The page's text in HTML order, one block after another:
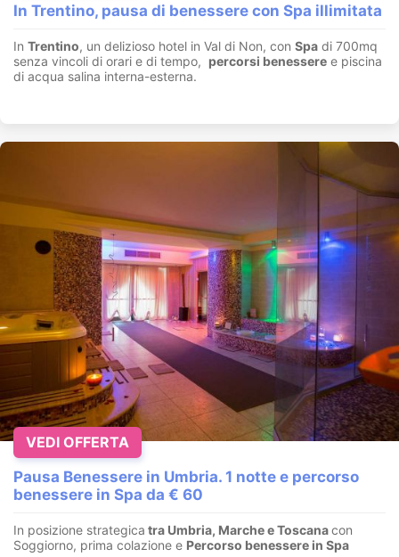
In Trentino, pausa di benessere con Spa illimitata
In Trentino, un delizioso hotel in Val di Non, con Spa di 700mq
senza vincoli di orari e di tempo, percorsi benessere e piscina
di acqua salina interna-esterna.
Pausa Benessere in Umbria. 1 notte e percorso
benessere in Spa da € 60
In posizione strategica tra Umbria, Marche e Toscanacon
Soggiorno, prima colazione e Percorso benessere in Spa
VEDI OFFERTA